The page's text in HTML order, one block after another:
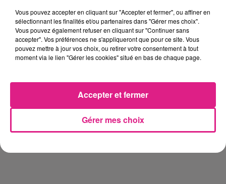
Vous pouvez accepter en cliquant sur "Accepter et fermer", ou affiner en
sélectionnant les finalités et/ou partenaires dans "Gérer mes choix".
Vous pouvez également refuser en cliquant sur "Continuer sans
accepter". Vos préférences ne s'appliqueront que pour ce site. Vous
pouvez mettre à jour vos choix, ou retirer votre consentement à tout
moment via le lien "Gérer les cookies" situé en bas de chaque page.
Gérer mes choix
Accepter et fermer